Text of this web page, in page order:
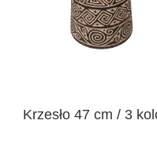
Krzesło 47 cm / 3